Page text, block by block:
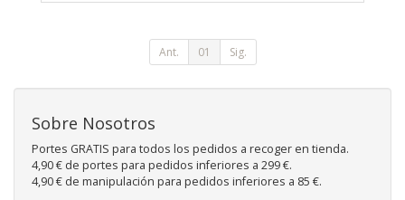
Ant. 01 Sig.
Sobre Nosotros
Portes GRATIS para todos los pedidos a recoger en tienda.
4,90 € de portes para pedidos inferiores a 299 €.
4,90 € de manipulación para pedidos inferiores a 85 €.